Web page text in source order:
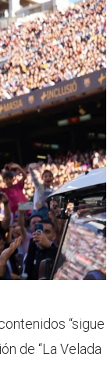
“sigue
de “La Velada